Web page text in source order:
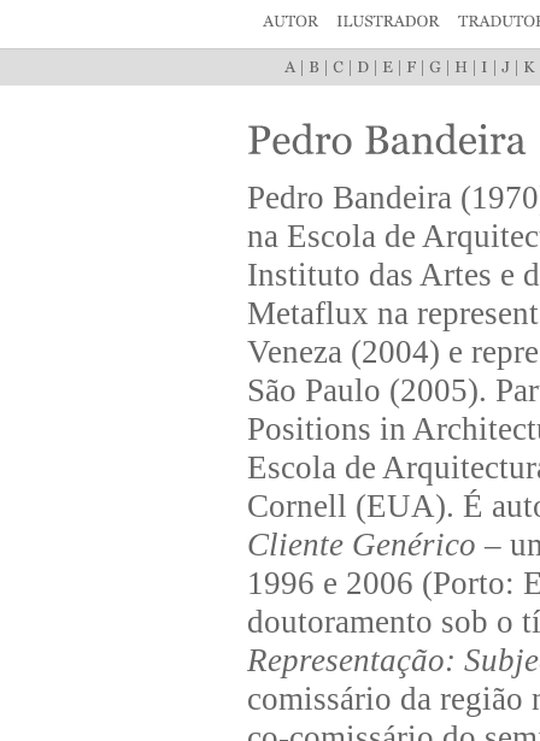
Pedro Bandeira
na Escola de
Instituto das Artes e
Metaflux na
Veneza (2004) e
São Paulo (2005).
Positions in
Escola de
Cornell (EUA). É
Cliente Genérico –
1996 e 2006 (Porto:
doutoramento sob o
Representação:
comissário da região